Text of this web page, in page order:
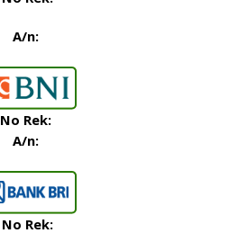
A/n:
No Rek:
A/n:
No Rek: